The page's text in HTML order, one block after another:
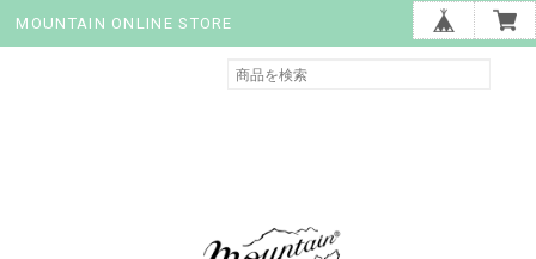
MOUNTAIN ONLINE STORE